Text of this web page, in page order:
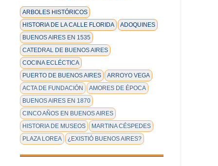
ARBOLES HISTÓRICOS
HISTORIA DE LA CALLE FLORIDA
ADOQUINES
BUENOS AIRES EN 1535
CATEDRAL DE BUENOS AIRES
COCINA ECLÉCTICA
PUERTO DE BUENOS AIRES
ARROYO VEGA
ACTA DE FUNDACIÓN
AMORES DE ÉPOCA
BUENOS AIRES EN 1870
CINCO AÑOS EN BUENOS AIRES
HISTORIA DE MUSEOS
MARTINA CÉSPEDES
PLAZA LOREA
¿EXISTIÓ BUENOS AIRES?